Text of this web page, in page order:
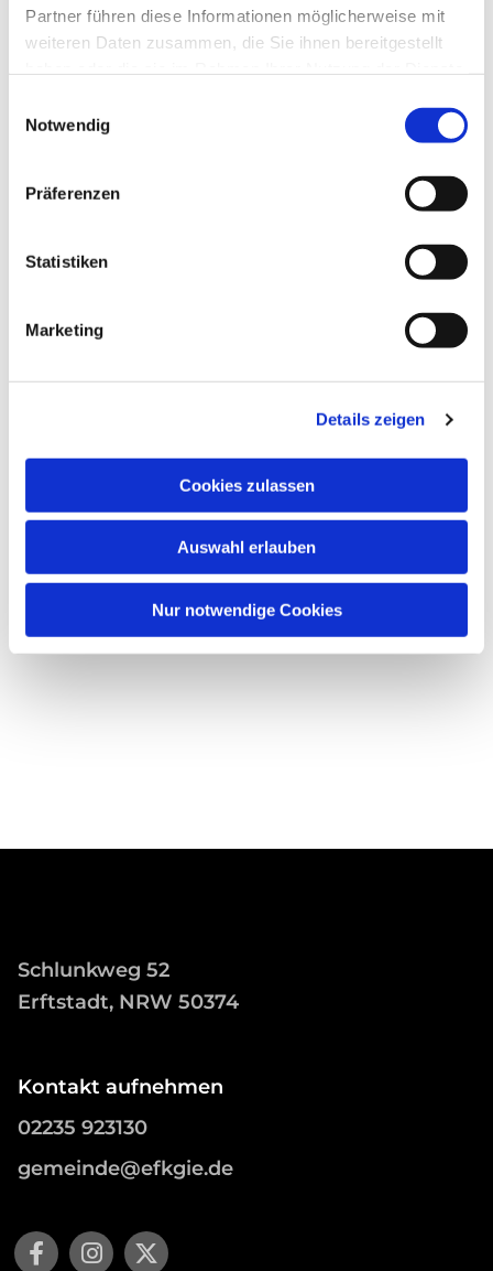
Partner führen diese Informationen möglicherweise mit
weiteren Daten zusammen, die Sie ihnen bereitgestellt
Notwendig
Präferenzen
Statistiken
Marketing
Details zeigen
Cookies zulassen
Auswahl erlauben
Nur notwendige Cookies
Schlunkweg 52
Erftstadt, NRW 50374
Kontakt aufnehmen
02235 923130
gemeinde@efkgie.de